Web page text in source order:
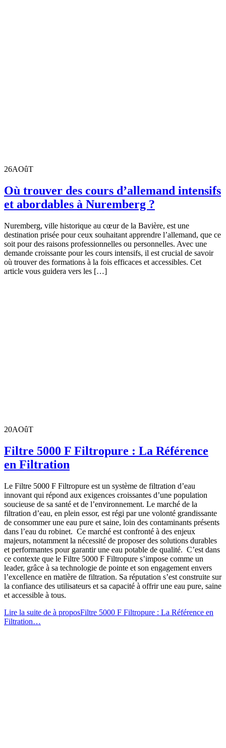
26AOûT
Où trouver des cours d’allemand intensifs
et abordables à Nuremberg ?
Nuremberg, ville historique au cœur de la Bavière, est une
destination prisée pour ceux souhaitant apprendre l’allemand, que ce
soit pour des raisons professionnelles ou personnelles. Avec une
demande croissante pour les cours intensifs, il est crucial de savoir
où trouver des formations à la fois efficaces et accessibles. Cet
article vous guidera vers les […]
20AOûT
Filtre 5000 F Filtropure : La Référence
en Filtration
Le Filtre 5000 F Filtropure est un système de filtration d’eau
innovant qui répond aux exigences croissantes d’une population
soucieuse de sa santé et de l’environnement. Le marché de la
filtration d’eau, en plein essor, est régi par une volonté grandissante
de consommer une eau pure et saine, loin des contaminants présents
dans l’eau du robinet. Ce marché est confronté à des enjeux
majeurs, notamment la nécessité de proposer des solutions durables
et performantes pour garantir une eau potable de qualité. C’est dans
ce contexte que le Filtre 5000 F Filtropure s’impose comme un
leader, grâce à sa technologie de pointe et son engagement envers
l’excellence en matière de filtration. Sa réputation s’est construite sur
la confiance des utilisateurs et sa capacité à offrir une eau pure, saine
et accessible à tous.
Lire la suite de à proposFiltre 5000 F Filtropure : La Référence en
Filtration…